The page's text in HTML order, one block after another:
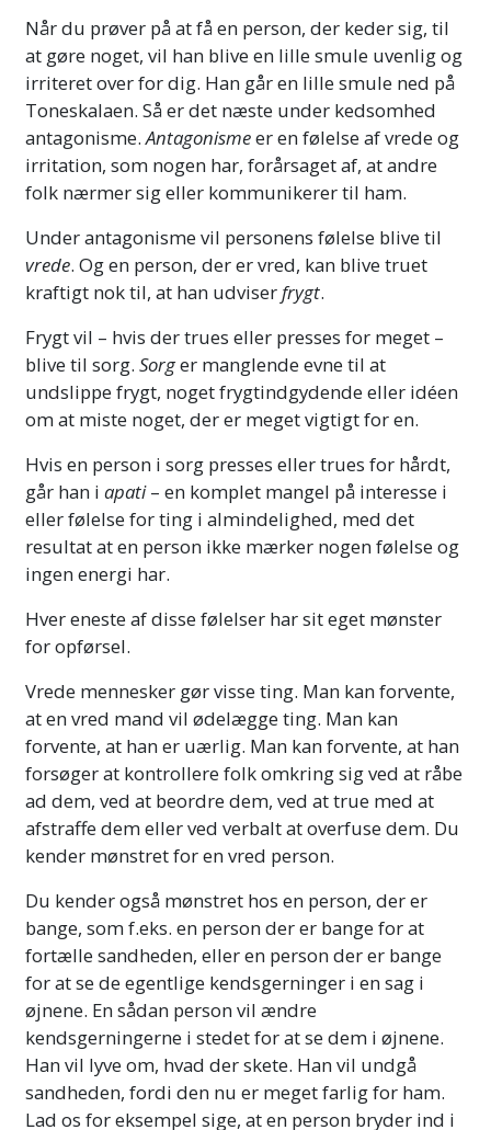
Når du prøver på at få en person, der keder sig, til
at gøre noget, vil han blive en lille smule uvenlig og
irriteret over for dig. Han går en lille smule ned på
Toneskalaen. Så er det næste under kedsomhed
antagonisme.Antagonismeer en følelse af vrede og
irritation, som nogen har, forårsaget af, at andre
folk nærmer sig eller kommunikerer til ham.
Under antagonisme vil personens følelse blive til
vrede. Og en person, der er vred, kan blive truet
kraftigt nok til, at han udviser frygt.
Frygt vil – hvis der trues eller presses for meget –
blive til sorg. Sorger manglende evne til at
undslippe frygt, noget frygtindgydende eller idéen
om at miste noget, der er meget vigtigt for en.
Hvis en person i sorg presses eller trues for hårdt,
går han i apati– en komplet mangel på interesse i
eller følelse for ting i almindelighed, med det
resultat at en person ikke mærker nogen følelse og
ingen energi har.
Hver eneste af disse følelser har sit eget mønster
for opførsel.
Vrede mennesker gør visse ting. Man kan forvente,
at en vred mand vil ødelægge ting. Man kan
forvente, at han er uærlig. Man kan forvente, at han
forsøger at kontrollere folk omkring sig ved at råbe
ad dem, ved at beordre dem, ved at true med at
afstraffe dem eller ved verbalt at overfuse dem. Du
kender mønstret for en vred person.
Du kender også mønstret hos en person, der er
bange, som f.eks. en person der er bange for at
fortælle sandheden, eller en person der er bange
for at se de egentlige kendsgerninger i en sag i
øjnene. En sådan person vil ændre
kendsgerningerne i stedet for at se dem i øjnene.
Han vil lyve om, hvad der skete. Han vil undgå
sandheden, fordi den nu er meget farlig for ham.
Lad os for eksempel sige, at en person bryder ind i